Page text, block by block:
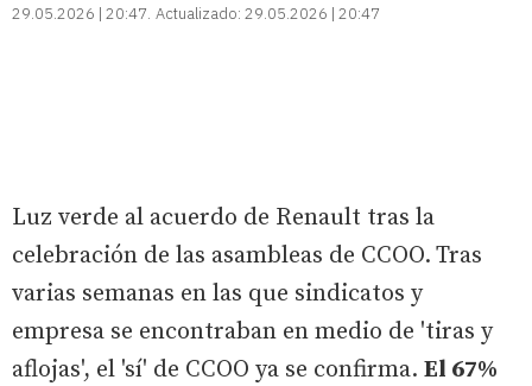
29.05.2026 | 20:47 Actualizado: 29.05.2026 | 20:47
Luz verde al acuerdo de Renault tras la
celebración de las asambleas de CCOO. Tras
varias semanas en las que sindicatos y
empresa se encontraban en medio de 'tiras y
aflojas', el 'sí' de CCOO ya se confirma. El 67%